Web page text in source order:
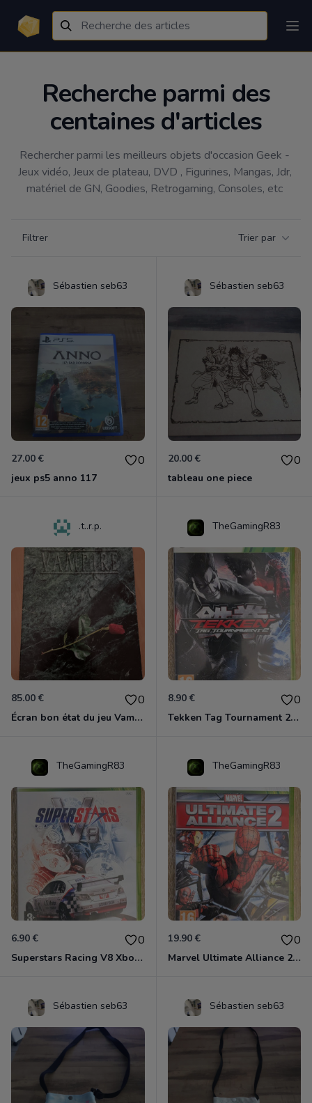
Recherche parmi des
centaines d'articles
Rechercher parmi les meilleurs objets d'occasion Geek -
Jeux vidéo, Jeux de plateau, DVD , Figurines, Mangas, Jdr,
matériel de GN, Goodies, Retrogaming, Consoles, etc
Filtrer Trier par
Sébastien seb63
27.00 € 0
jeux ps5 anno 117
Sébastien seb63
20.00 € 0
tableau one piece
.t..r.p.
85.00 € 0
Écran bon état du jeu Vampire et livre de règles « la mascarade » état d’usage
TheGamingR83
8.90 € 0
Tekken Tag Tournament 2 Xbox 360
TheGamingR83
6.90 € 0
Superstars Racing V8 Xbox 360
TheGamingR83
19.90 € 0
Marvel Ultimate Alliance 2 Xbox 360
Sébastien seb63 Sébastien seb63